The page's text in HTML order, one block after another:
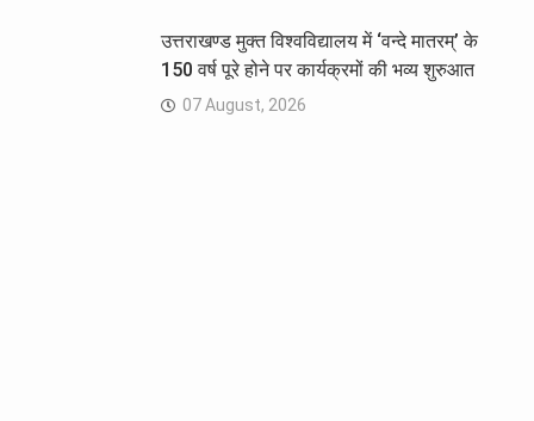
उत्तराखण्ड मुक्त विश्वविद्यालय में ‘वन्दे मातरम्’ के
150 वर्ष पूरे होने पर कार्यक्रमों की भव्य शुरुआत
07 August, 2026